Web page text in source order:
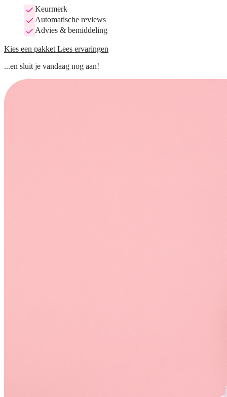
Keurmerk
Automatische reviews
Advies & bemiddeling
Kies een pakket Lees ervaringen
...en sluit je vandaag nog aan!